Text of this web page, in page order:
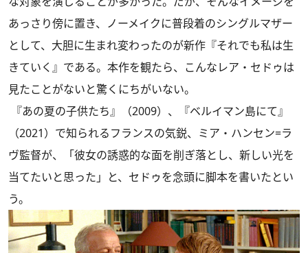
あっさり傍に置き、ノーメイクに普段着のシングルマザー
として、大胆に生まれ変わったのが新作『それでも私は生
きていく』である。本作を観たら、こんなレア・セドゥは
見たことがないと驚くにちがいない。
『あの夏の子供たち』（2009）、『ベルイマン島にて』
（2021）で知られるフランスの気鋭、ミア・ハンセン=ラ
ヴ監督が、「彼女の誘惑的な面を削ぎ落とし、新しい光を
当てたいと思った」と、セドゥを念頭に脚本を書いたとい
う。